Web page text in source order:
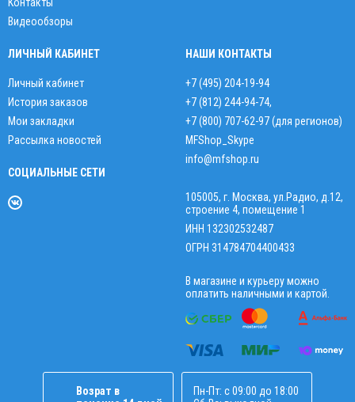
Видеообзоры
ЛИЧНЫЙ КАБИНЕТ
Личный кабинет
История заказов
Мои закладки
Рассылка новостей
СОЦИАЛЬНЫЕ СЕТИ
НАШИ КОНТАКТЫ
+7 (495) 204-19-94
+7 (812) 244-94-74,
+7 (800) 707-62-97 (для регионов)
MFShop_Skype
info@mfshop.ru
105005, г. Москва, ул.Радио, д.12,
строение 4, помещение 1
ИНН 132302532487
ОГРН 314784704400433
В магазине и курьеру можно
оплатить наличными и картой.
Возрат в
Пн-Пт: с 09:00 до 18:00